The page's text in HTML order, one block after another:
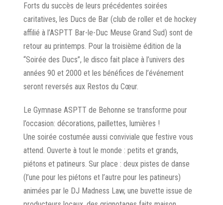
Forts du succès de leurs précédentes soirées
caritatives, les Ducs de Bar (club de roller et de hockey
affilié à l’ASPTT Bar-le-Duc Meuse Grand Sud) sont de
retour au printemps. Pour la troisième édition de la
“Soirée des Ducs”, le disco fait place à l’univers des
années 90 et 2000 et les bénéfices de l’événement
seront reversés aux Restos du Cœur.
Le Gymnase ASPTT de Behonne se transforme pour
l’occasion: décorations, paillettes, lumières !
Une soirée costumée aussi conviviale que festive vous
attend. Ouverte à tout le monde : petits et grands,
piétons et patineurs. Sur place : deux pistes de danse
(l’une pour les piétons et l’autre pour les patineurs)
animées par le DJ Madness Law, une buvette issue de